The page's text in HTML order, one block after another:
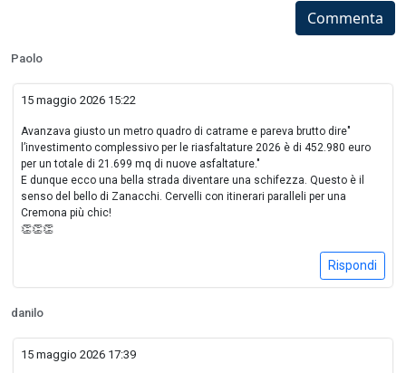
Commenta
Paolo
15 maggio 2026 15:22
Avanzava giusto un metro quadro di catrame e pareva brutto dire"
l’investimento complessivo per le riasfaltature 2026 è di 452.980 euro
per un totale di 21.699 mq di nuove asfaltature."
E dunque ecco una bella strada diventare una schifezza. Questo è il
senso del bello di Zanacchi. Cervelli con itinerari paralleli per una
Cremona più chic!
👏👏👏
Rispondi
danilo
15 maggio 2026 17:39